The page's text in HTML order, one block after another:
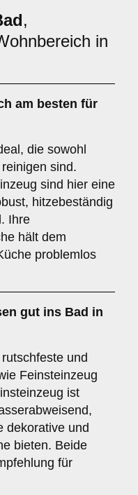
,
in
am besten für
die sowohl
sind.
sind hier eine
hitzebeständig
Ihre
hält dem
problemlos
gut ins Bad in
und
Feinsteinzeug
ist
dekorative und
bieten. Beide
für